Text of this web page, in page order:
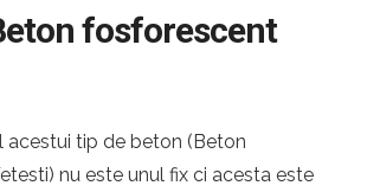
fosforescent
acestui tip de beton (Beton
nu este unul fix ci acesta este